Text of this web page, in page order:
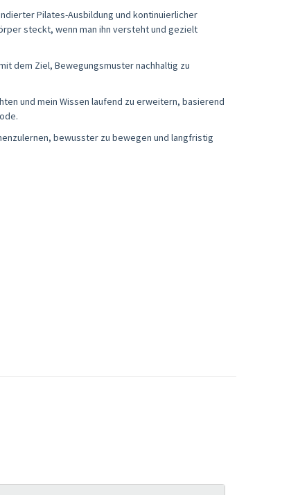
Pilates-Ausbildung und kontinuierlicher
steckt, wenn man ihn versteht und gezielt
dem Ziel, Bewegungsmuster nachhaltig zu
und mein Wissen laufend zu erweitern, basierend
bewusster zu bewegen und langfristig